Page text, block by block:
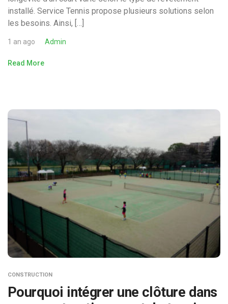
installé. Service Tennis propose plusieurs solutions selon
les besoins. Ainsi, […]
1 an ago Admin
Read More
CONSTRUCTION
Pourquoi intégrer une clôture dans